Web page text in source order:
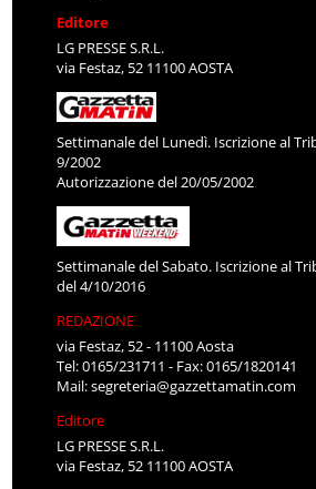
Editore
LG PRESSE S.R.L.
via Festaz, 52 11100 AOSTA
Settimanale del Lunedì. Iscrizione al
9/2002
Autorizzazione del 20/05/2002
Settimanale del Sabato. Iscrizione al
del 4/10/2016
REDAZIONE
via Festaz, 52 - 11100 Aosta
Tel: 0165/231711 - Fax: 0165/1820141
Mail:segreteria@gazzettamatin.com
Editore
LG PRESSE S.R.L.
via Festaz, 52 11100 AOSTA